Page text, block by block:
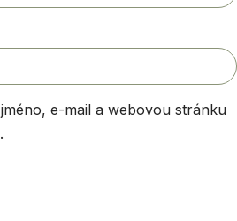
e-mail a webovou stránku